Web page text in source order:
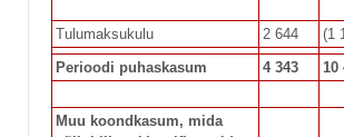
Tulumaksukulu 2 644 (1
Perioodi puhaskasum
4 343 10
Muu koondkasum, mida